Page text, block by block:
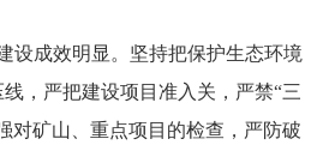
成效明显。 坚持把保护生态环境
，严把建设项目准入关，严禁“三
对矿山、重点项目的检查，严防破